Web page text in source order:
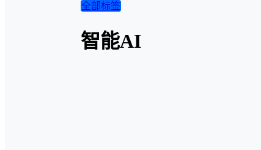
全部标签
智能AI